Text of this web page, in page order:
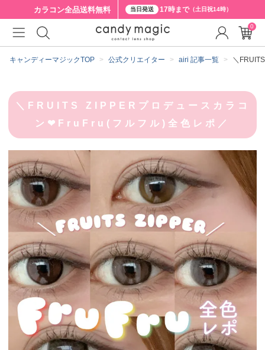
カラコン全品送料無料 当日発送 17時まで（土日祝14時）
キャンディーマジックTOP 公式クリエイター airi 記事一覧 ＼
＼FRUITS ZIPPERプロデュースカラコ
ン❤︎FruFru(フルフル)全色レポ／
0